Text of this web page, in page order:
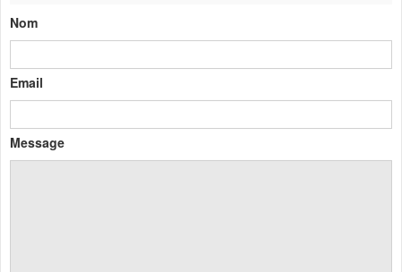
Nom
Email
Message